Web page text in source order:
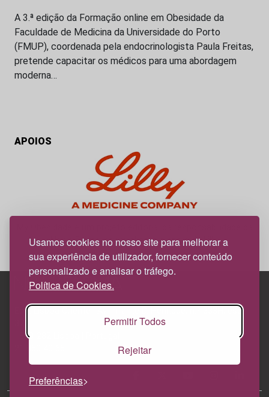
Usamos cookies no nosso site para melhorar a
sua experiência de utilizador, fornecer conteúdo
personalizado e analisar o tráfego.
Política de Cookies.
Permitir Todos
Rejeitar
Preferências
A 3.ª edição da Formação online em Obesidade da
Faculdade de Medicina da Universidade do Porto
(FMUP), coordenada pela endocrinologista Paula Freitas,
pretende capacitar os médicos para uma abordagem
moderna…
APOIOS
News Farma, possível com o apoio da Lilly.
Edif. Lisboa Oriente | Av. Infante D. Henrique, n.º 333H, esc.
1800-282 Lisboa | Portugal